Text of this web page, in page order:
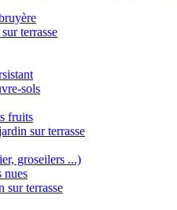
terrasse
sols
fruits
sur terrasse
groseilers ...)
nues
sur terrasse